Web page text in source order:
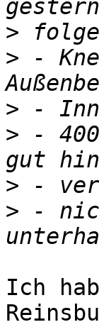
>
> -
>
> -
>
> -
Ich